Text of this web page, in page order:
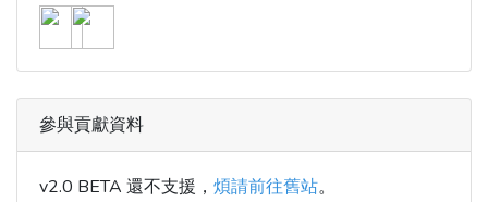
參與貢獻資料
v2.0 BETA 還不支援， 煩請前往舊站。